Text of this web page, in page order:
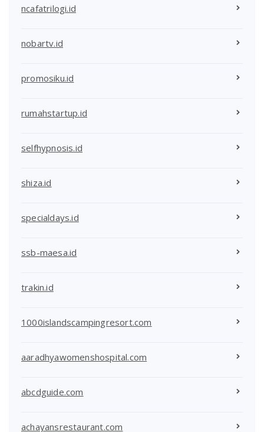
ncafatrilogi.id
nobartv.id
promosiku.id
rumahstartup.id
selfhypnosis.id
shiza.id
specialdays.id
ssb-maesa.id
trakin.id
1000islandscampingresort.com
aaradhyawomenshospital.com
abcdguide.com
achayansrestaurant.com